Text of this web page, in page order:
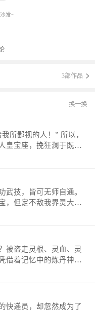
发~
3部作品
换一换
视的人！” 所以，
皇宝座，挽狂澜于既
段无上的传说！ 微信
weibo.com/u/25284575
家关注。
武技，皆可无师自通。
，但定不敌我界灵大
会）
被盗走灵根、灵血、灵
借着记忆中的炼丹神
诀，拨开重重迷雾，解
闻：龙
，鬼泣神哭。 本
快递员，却忽然成为了